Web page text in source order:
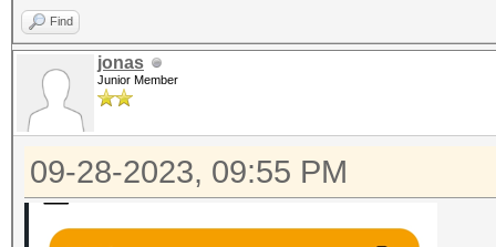
Find
jonas
Junior Member
09-28-2023, 09:55 PM